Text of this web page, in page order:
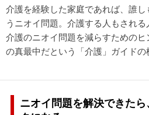
介護を経験した家庭であれば、誰
うニオイ問題。介護する人もされる
介護のニオイ問題を減らすための
の真最中だという「介護」ガイドの
ニオイ問題を解決できた